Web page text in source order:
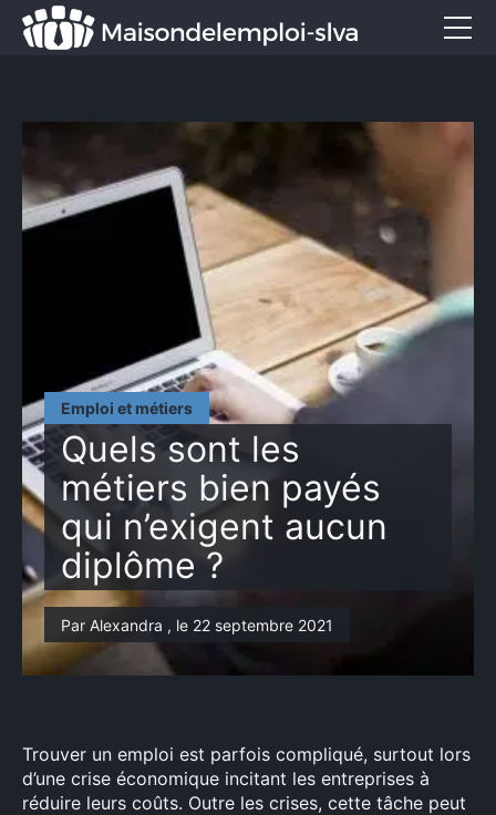
Emploi et métiers
Quels sont les
métiers bien payés
qui n’exigent aucun
diplôme ?
Par Alexandra , le 22 septembre 2021
Trouver un emploi est parfois compliqué, surtout lors
d’une crise économique incitant les entreprises à
réduire leurs coûts. Outre les crises, cette tâche peut
Formation
Marketing
Entreprise